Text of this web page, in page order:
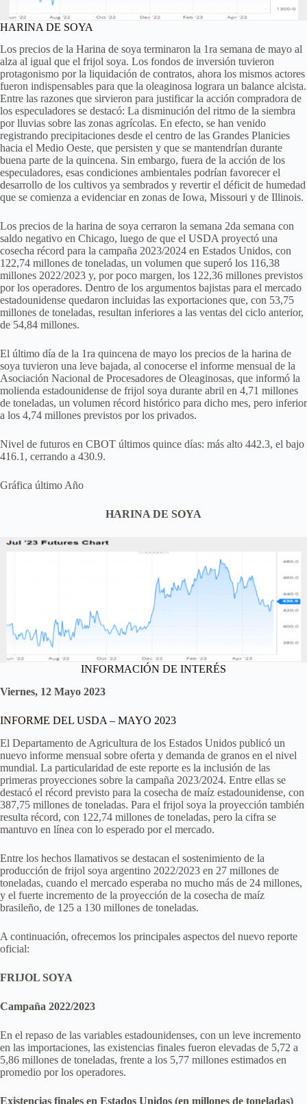
HARINA DE SOYA
Los precios de la Harina de soya terminaron la 1ra semana de mayo al
alza al igual que el frijol soya. Los fondos de inversión tuvieron
protagonismo por la liquidación de contratos, ahora los mismos actores
fueron indispensables para que la oleaginosa lograra un balance alcista.
Entre las razones que sirvieron para justificar la acción compradora de
los especuladores se destacó: La disminución del ritmo de la siembra
por lluvias sobre las zonas agrícolas. En efecto, se han venido
registrando precipitaciones desde el centro de las Grandes Planicies
hacia el Medio Oeste, que persisten y que se mantendrían durante
buena parte de la quincena. Sin embargo, fuera de la acción de los
especuladores, esas condiciones ambientales podrían favorecer el
desarrollo de los cultivos ya sembrados y revertir el déficit de humedad
que se comienza a evidenciar en zonas de Iowa, Missouri y de Illinois.
Los precios de la harina de soya cerraron la semana 2da semana con
saldo negativo en Chicago, luego de que el USDA proyectó una
cosecha récord para la campaña 2023/2024 en Estados Unidos, con
122,74 millones de toneladas, un volumen que superó los 116,38
millones 2022/2023 y, por poco margen, los 122,36 millones previstos
por los operadores. Dentro de los argumentos bajistas para el mercado
estadounidense quedaron incluidas las exportaciones que, con 53,75
millones de toneladas, resultan inferiores a las ventas del ciclo anterior,
de 54,84 millones.
El último día de la 1ra quincena de mayo los precios de la harina de
soya tuvieron una leve bajada, al conocerse el informe mensual de la
Asociación Nacional de Procesadores de Oleaginosas, que informó la
molienda estadounidense de frijol soya durante abril en 4,71 millones
de toneladas, un volumen récord histórico para dicho mes, pero inferior
a los 4,74 millones previstos por los privados.
Nivel de futuros en CBOT últimos quince días: más alto 442.3, el bajo
416.1, cerrando a 430.9.
Gráfica último Año
HARINA DE SOYA
INFORMACIÓN DE INTERÉS
Viernes, 12 Mayo 2023
INFORME DEL USDA – MAYO 2023
El Departamento de Agricultura de los Estados Unidos publicó un
nuevo informe mensual sobre oferta y demanda de granos en el nivel
mundial. La particularidad de este reporte es la inclusión de las
primeras proyecciones sobre la campaña 2023/2024. Entre ellas se
destacó el récord previsto para la cosecha de maíz estadounidense, con
387,75 millones de toneladas. Para el frijol soya la proyección también
resulta récord, con 122,74 millones de toneladas, pero la cifra se
mantuvo en línea con lo esperado por el mercado.
Entre los hechos llamativos se destacan el sostenimiento de la
producción de frijol soya argentino 2022/2023 en 27 millones de
toneladas, cuando el mercado esperaba no mucho más de 24 millones,
y el fuerte incremento de la proyección de la cosecha de maíz
brasileño, de 125 a 130 millones de toneladas.
A continuación, ofrecemos los principales aspectos del nuevo reporte
oficial:
FRIJOL SOYA
Campaña 2022/2023
En el repaso de las variables estadounidenses, con un leve incremento
en las importaciones, las existencias finales fueron elevadas de 5,72 a
5,86 millones de toneladas, frente a los 5,77 millones estimados en
promedio por los operadores.
Existencias finales en Estados Unidos (en millones de toneladas)